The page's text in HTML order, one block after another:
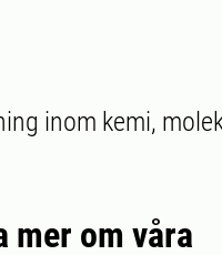
inom kemi,
mer om våra